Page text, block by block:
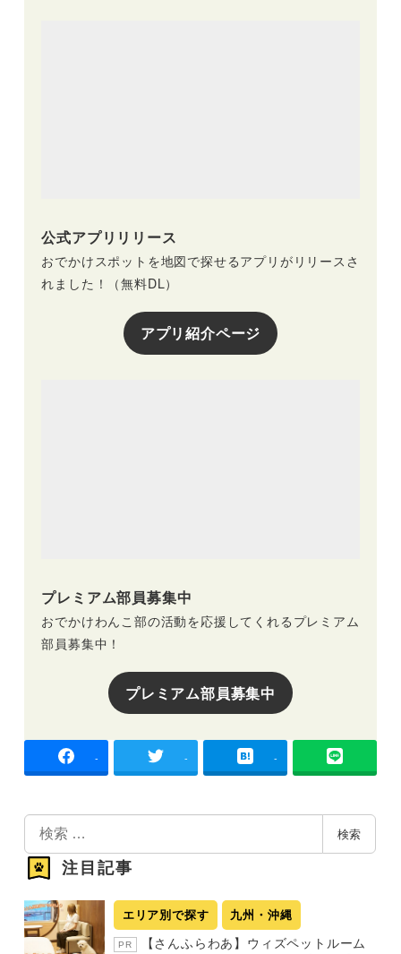
公式アプリリリース
おでかけスポットを地図で探せるアプリがリリースさ
れました！（無料DL）
アプリ紹介ページ
プレミアム部員募集中
おでかけわんこ部の活動を応援してくれるプレミアム
部員募集中！
プレミアム部員募集中
- - -
索
検索
注目記事
エリア別で探す 九州・沖縄
PR
【さんふらわあ】ウィズペットルーム